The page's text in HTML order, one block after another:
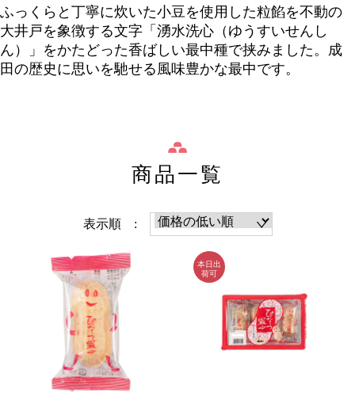
ふっくらと丁寧に炊いた小豆を使用した粒餡を不動の
大井戸を象徴する文字「湧水洗心（ゆうすいせんし
ん）」をかたどった香ばしい最中種で挟みました。成
田の歴史に思いを馳せる風味豊かな最中です。
商品一覧
表示順 :